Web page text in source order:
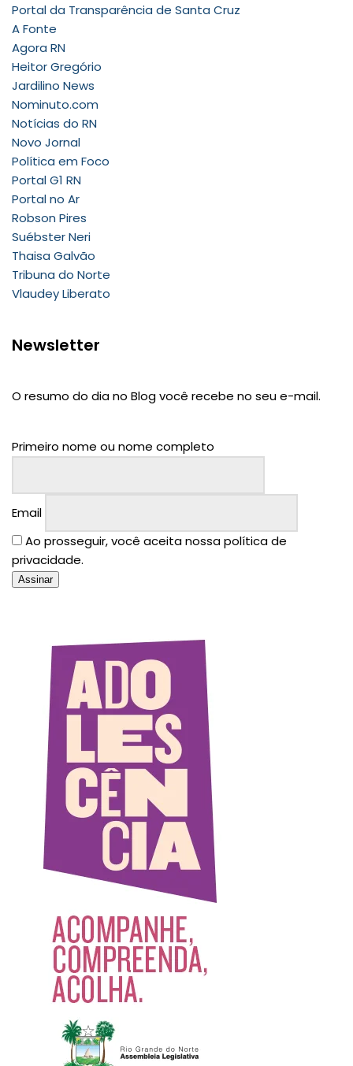
Portal da Transparência de Santa Cruz
A Fonte
Agora RN
Heitor Gregório
Jardilino News
Nominuto.com
Notícias do RN
Novo Jornal
Política em Foco
Portal G1 RN
Portal no Ar
Robson Pires
Suébster Neri
Thaisa Galvão
Tribuna do Norte
Vlaudey Liberato
Newsletter
O resumo do dia no Blog você recebe no seu e-mail.
Primeiro nome ou nome completo
Email
Ao prosseguir, você aceita nossa política de
privacidade.